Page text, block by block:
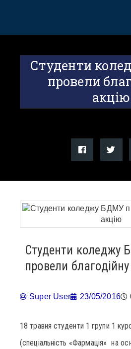
Студенти
провели
акцію
Студенти коледжу
провели
Super User 23/05/2016
18 травня студенти 1 групи 1
(спеціальність «Фармація» на